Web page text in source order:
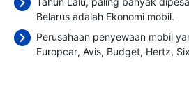
Belarus adalah Ekonomi mobil.
Perusahaan penyewaan mobil
Europcar Avis Budget Hertz